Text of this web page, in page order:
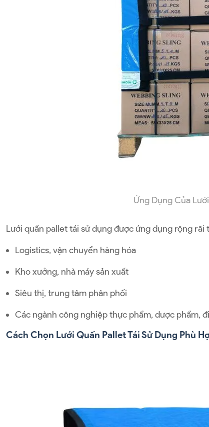
Ứng Dụng Của
Lưới quấn pallet tái sử dụng được ứng dụng rộng
Logistics, vận chuyển hàng hóa
Kho xưởng, nhà máy sản xuất
Siêu thị, trung tâm phân phối
Các ngành công nghiệp thực phẩm, dược phẩm,
Cách Chọn Lưới Quấn Pallet Tái Sử Dụng Phù